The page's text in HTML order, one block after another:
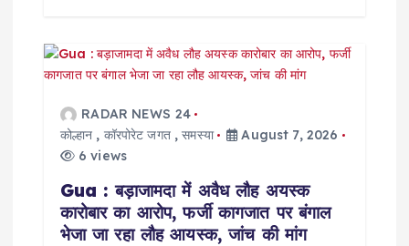
RADAR NEWS 24
कोल्हान , कॉरपोरेट जगत,समस्या
August 7, 2026
6 views
Gua : बड़ाजामदा में अवैध लौह अयस्क
कारोबार का आरोप, फर्जी कागजात पर बंगाल
भेजा जा रहा लौह आयस्क, जांच की मांग